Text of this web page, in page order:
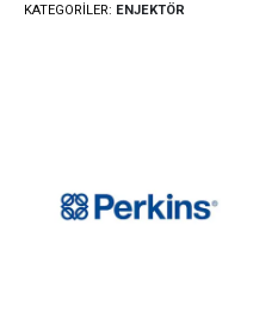
KATEGORILER: ENJEKTÖR